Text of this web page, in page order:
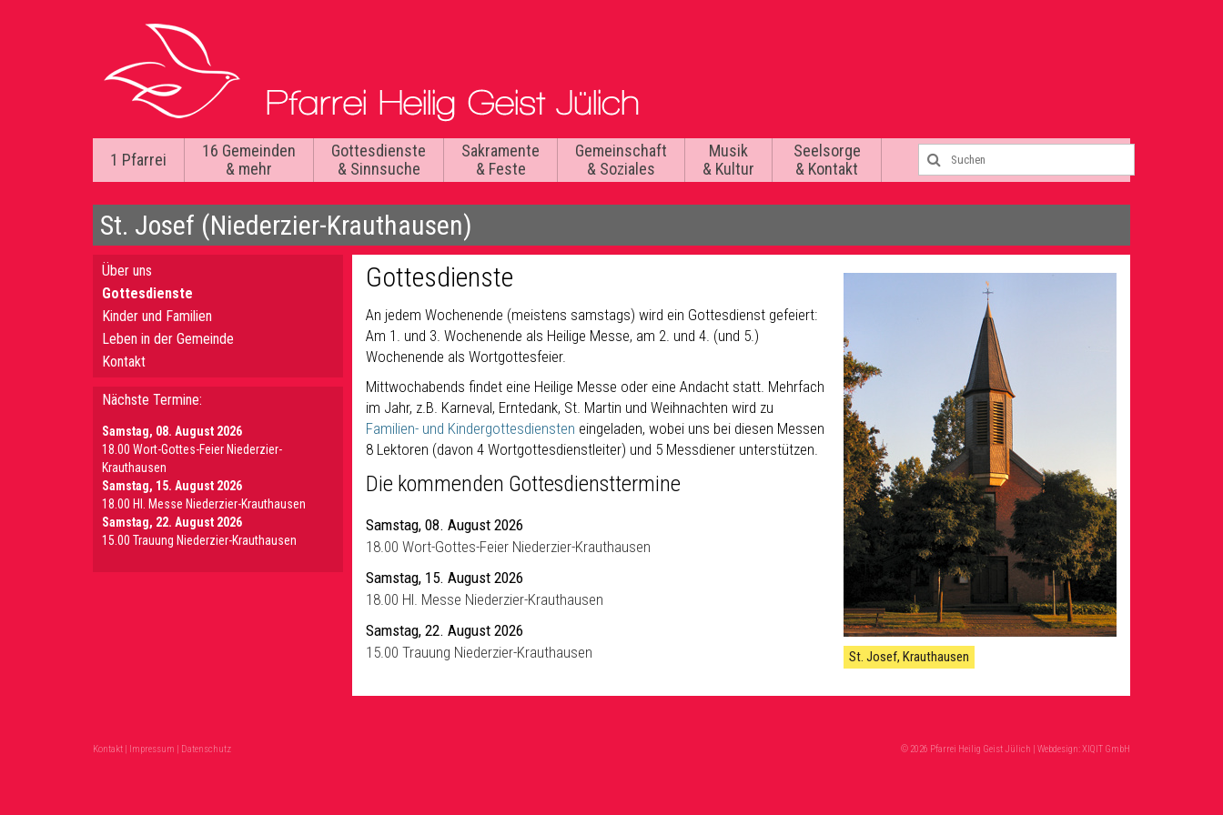
1 Pfarrei
16 Gemeinden
& mehr
Gottesdienste
& Sinnsuche
Sakramente
& Feste
Gemeinschaft
& Soziales
Musik
& Kultur
Seelsorge
& Kontakt
St. Josef (Niederzier-Krauthausen)
St. Josef, Krauthausen
Gottesdienste
An jedem Wochenende (meistens samstags) wird ein Gottesdienst gefeiert:
Am 1. und 3. Wochenende als Heilige Messe, am 2. und 4. (und 5.)
Wochenende als Wortgottesfeier.
Mittwochabends findet eine Heilige Messe oder eine Andacht statt. Mehrfach
im Jahr, z.B. Karneval, Erntedank, St. Martin und Weihnachten wird zu
Familien- und Kindergottesdiensten eingeladen, wobei uns bei diesen Messen
8 Lektoren (davon 4 Wortgottesdienstleiter) und 5 Messdiener unterstützen.
Die kommenden Gottesdiensttermine
Samstag, 08. August 2026
18.00 Wort-Gottes-Feier Niederzier-Krauthausen
Samstag, 15. August 2026
18.00 Hl. Messe Niederzier-Krauthausen
Samstag, 22. August 2026
15.00 Trauung Niederzier-Krauthausen
Über uns
Gottesdienste
Kinder und Familien
Leben in der Gemeinde
Kontakt
Nächste Termine:
Samstag, 08. August 2026
18.00 Wort-Gottes-Feier Niederzier-
Krauthausen
Samstag, 15. August 2026
18.00 Hl. Messe Niederzier-Krauthausen
Samstag, 22. August 2026
15.00 Trauung Niederzier-Krauthausen
Kontakt | Impressum | Datenschutz © 2026 Pfarrei Heilig Geist Jülich | Webdesign:XIQIT GmbH